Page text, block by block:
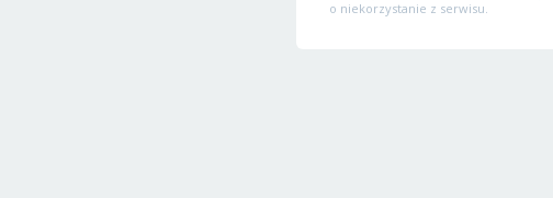
o niekorzystanie z serwisu.